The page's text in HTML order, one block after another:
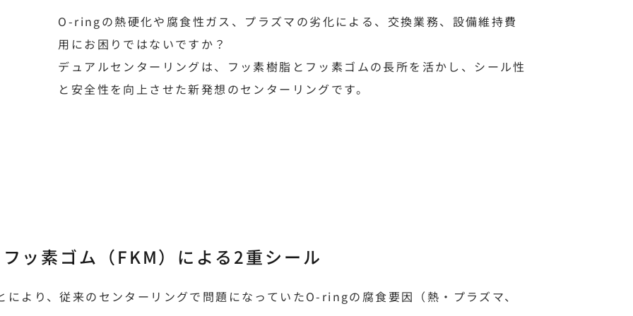
O-ringの熱硬化や腐食性ガス、プラズマの劣化による、交換業務、設備維持費
用にお困りではないですか？
デュアルセンターリングは、フッ素樹脂とフッ素ゴムの長所を活かし、シール性
と安全性を向上させた新発想のセンターリングです。
ッ素ゴム（FKM）による2重シール
より、従来のセンターリングで問題になっていたO-ringの腐食要因（熱・プラズマ、